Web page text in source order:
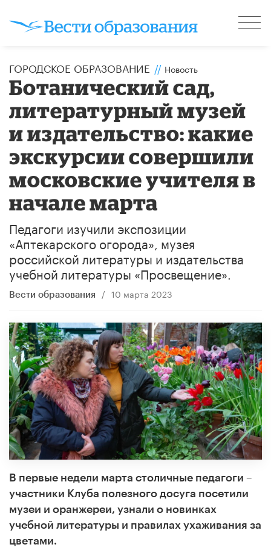
ГОРОДСКОЕ ОБРАЗОВАНИЕ // Новость
Ботанический сад,
литературный музей
и издательство: какие
экскурсии совершили
московские учителя в
начале марта
Педагоги изучили экспозиции
«Аптекарского огорода», музея
российской литературы и издательства
учебной литературы «Просвещение».
Вести образования / 10 марта 2023
В первые недели марта столичные педагоги –
участники Клуба полезного досуга посетили
музеи и оранжереи, узнали о новинках
учебной литературы и правилах ухаживания за
цветами.